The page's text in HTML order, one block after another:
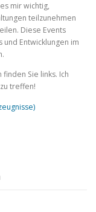
mir wichtig,
teilzunehmen
Diese Events
Entwicklungen im
Sie links. Ich
treffen!